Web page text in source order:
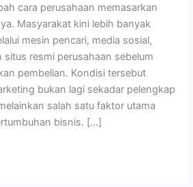
cara perusahaan memasarkan
Masyarakat kini lebih banyak
mesin pencari, media sosial,
situs resmi perusahaan sebelum
pembelian. Kondisi tersebut
bukan lagi sekadar pelengkap
salah satu faktor utama
bisnis. […]